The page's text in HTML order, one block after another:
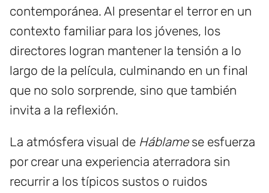
contemporánea. Al presentar el terror en un
contexto familiar para los jóvenes, los
directores logran mantener la tensión a lo
largo de la película, culminando en un final
que no solo sorprende, sino que también
invita a la reflexión.
La atmósfera visual de Háblamese esfuerza
por crear una experiencia aterradora sin
recurrir a los típicos sustos o ruidos